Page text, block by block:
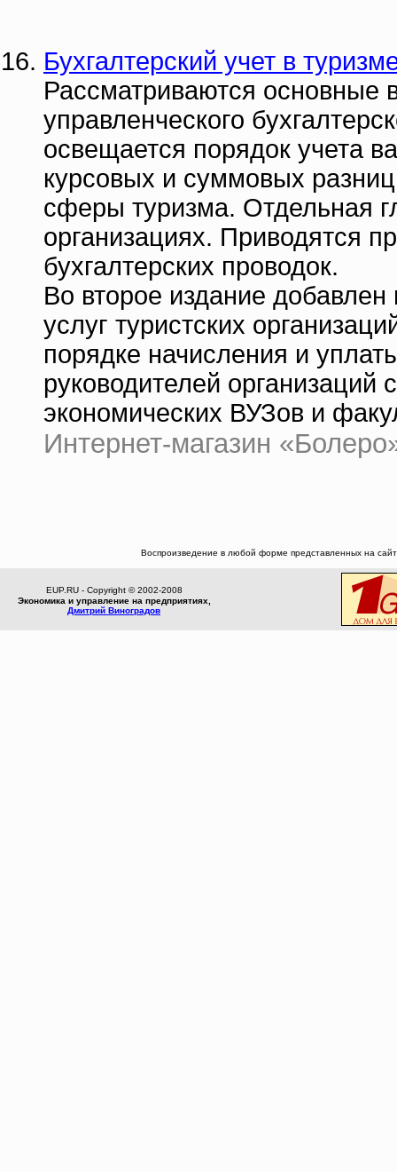
Бухгалтерский учет в
Рассматриваются основные
управленческого
освещается порядок учета
курсовых и суммовых
сферы туризма. Отдельная
организациях. Приводятся
бухгалтерских проводок.
Во второе издание
услуг туристских
порядке начисления и
руководителей
экономических ВУЗов и
Интернет-магазин
Воспроизведение в любой форме представленных на
EUP.RU - Copyright © 2002-2008
Экономика и управление на предприятиях,
Дмитрий Виноградов